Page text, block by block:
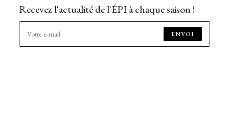
Recevez l'actualité de l'ÉPI à chaque saison !
ENVOI